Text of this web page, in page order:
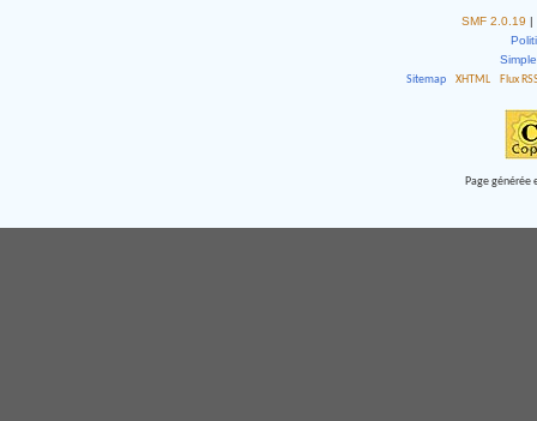
SMF 2.0.19 |
Sitemap
XHTML Flux
Page générée